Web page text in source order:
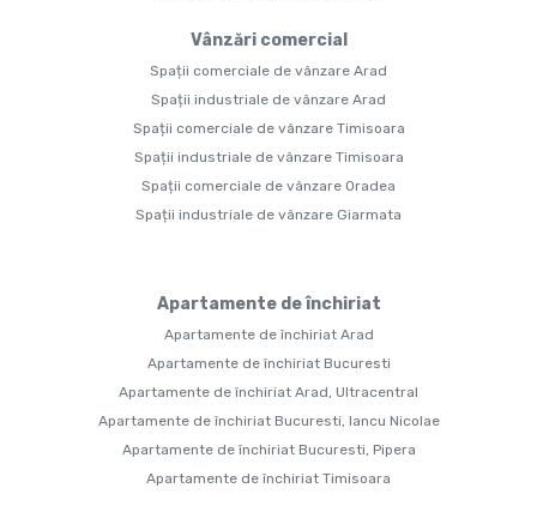
Vânzări comercial
Spații comerciale de vânzare Arad
Spații industriale de vânzare Arad
Spații comerciale de vânzare Timisoara
Spații industriale de vânzare Timisoara
Spații comerciale de vânzare Oradea
Spații industriale de vânzare Giarmata
Apartamente de închiriat
Apartamente de închiriat Arad
Apartamente de închiriat Bucuresti
Apartamente de închiriat Arad, Ultracentral
Apartamente de închiriat Bucuresti, Iancu Nicolae
Apartamente de închiriat Bucuresti, Pipera
Apartamente de închiriat Timisoara